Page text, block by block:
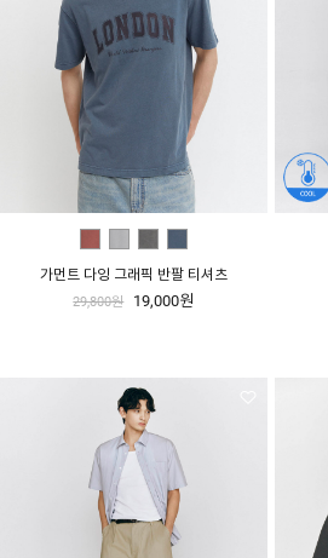
가먼트 다잉 그래픽 반팔 티셔츠
29,800원 19,000원